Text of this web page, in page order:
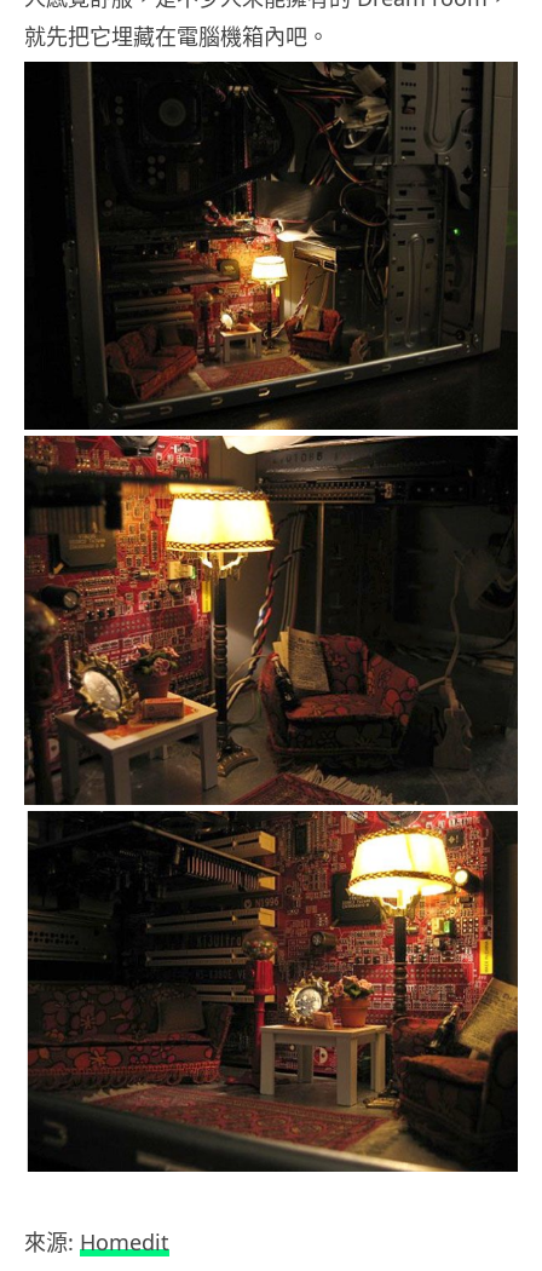
就先把它埋藏在電腦機箱內吧。
來源: Homedit